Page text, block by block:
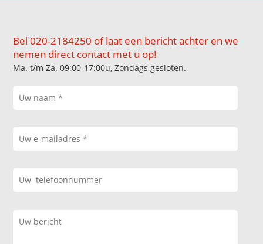
Bel 020-2184250 of laat een bericht achter en we
nemen direct contact met u op!
Ma. t/m Za. 09:00-17:00u, Zondags gesloten.